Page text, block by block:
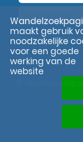
Privacyverklaring
©
maakt gebruik
noodzakelijke
voor een goede
werking van de
website